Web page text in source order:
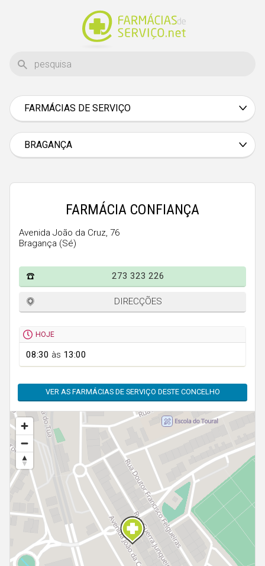
FARMÁCIAS DE SERVIÇO
Braga
Bragança
Castelo Branco
Évora
Faro
Guarda
Leiria
Lisboa
Portalegre
Santarém
Setúbal
Viana do Castelo
Vila Real
Viseu
Madeira
Açores
BRAGANÇA
FARMÁCIA CONFIANÇA
Avenida João da Cruz, 76
Bragança (Sé)
273 323 226
DIRECÇÕES
HOJE
08:30 às 13:00
VER AS FARMÁCIAS DE SERVIÇO DESTE CONCELHO